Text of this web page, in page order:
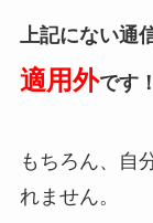
上記にない通
適用外です！
もちろん、自
れません。